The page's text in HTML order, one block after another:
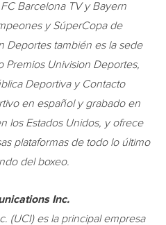
Barcelona TV y Bayern
y SúperCopa de
Deportes también es la sede
Premios Univision Deportes,
Deportiva y Contacto
en español y grabado en
los Estados Unidos, y ofrece
plataformas de todo lo último
del boxeo.
Inc.
(UCI) es la principal empresa